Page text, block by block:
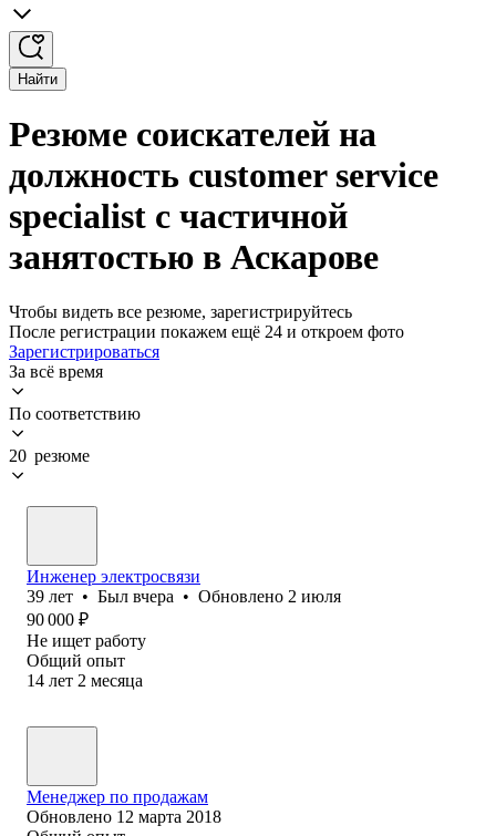
Найти
Резюме соискателей на
должность customer service
specialist с частичной
занятостью в Аскарове
Чтобы видеть все резюме, зарегистрируйтесь
После регистрации покажем ещё 24 и откроем фото
Зарегистрироваться
За всё время
По соответствию
20 резюме
Инженер электросвязи
39 лет • Был вчера • Обновлено 2 июля
90 000 ₽
Не ищет работу
Общий опыт
14 лет 2 месяца
Менеджер по продажам
Обновлено 12 марта 2018